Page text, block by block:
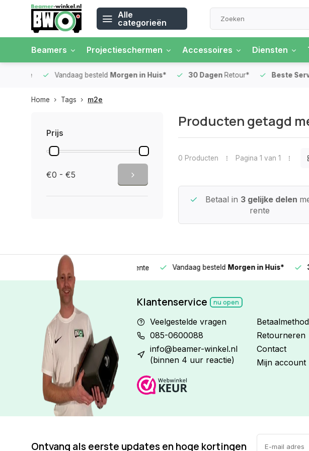
Alle
categorieën
Beamers Projectieschermen Accessoires Diensten
Vandaag besteldMorgen in Huis* 30 DagenRetour* Beste
Home Tags m2e
Prijs
€0 - €5
Producten getagd
0 Producten Pagina 1 van 1
Beste Service Garantie Betaal in 3 gelijke delen
rente
3 gelijke delen Vandaag besteldMorgen in Huis* 30
Klantenservice nu open
Veelgestelde vragen
085-0600088
info@beamer-winkel.nl
(binnen 4 uur reactie)
Retourneren
Contact
Mijn account
Ontvang als eerste updates en hoge kortingen